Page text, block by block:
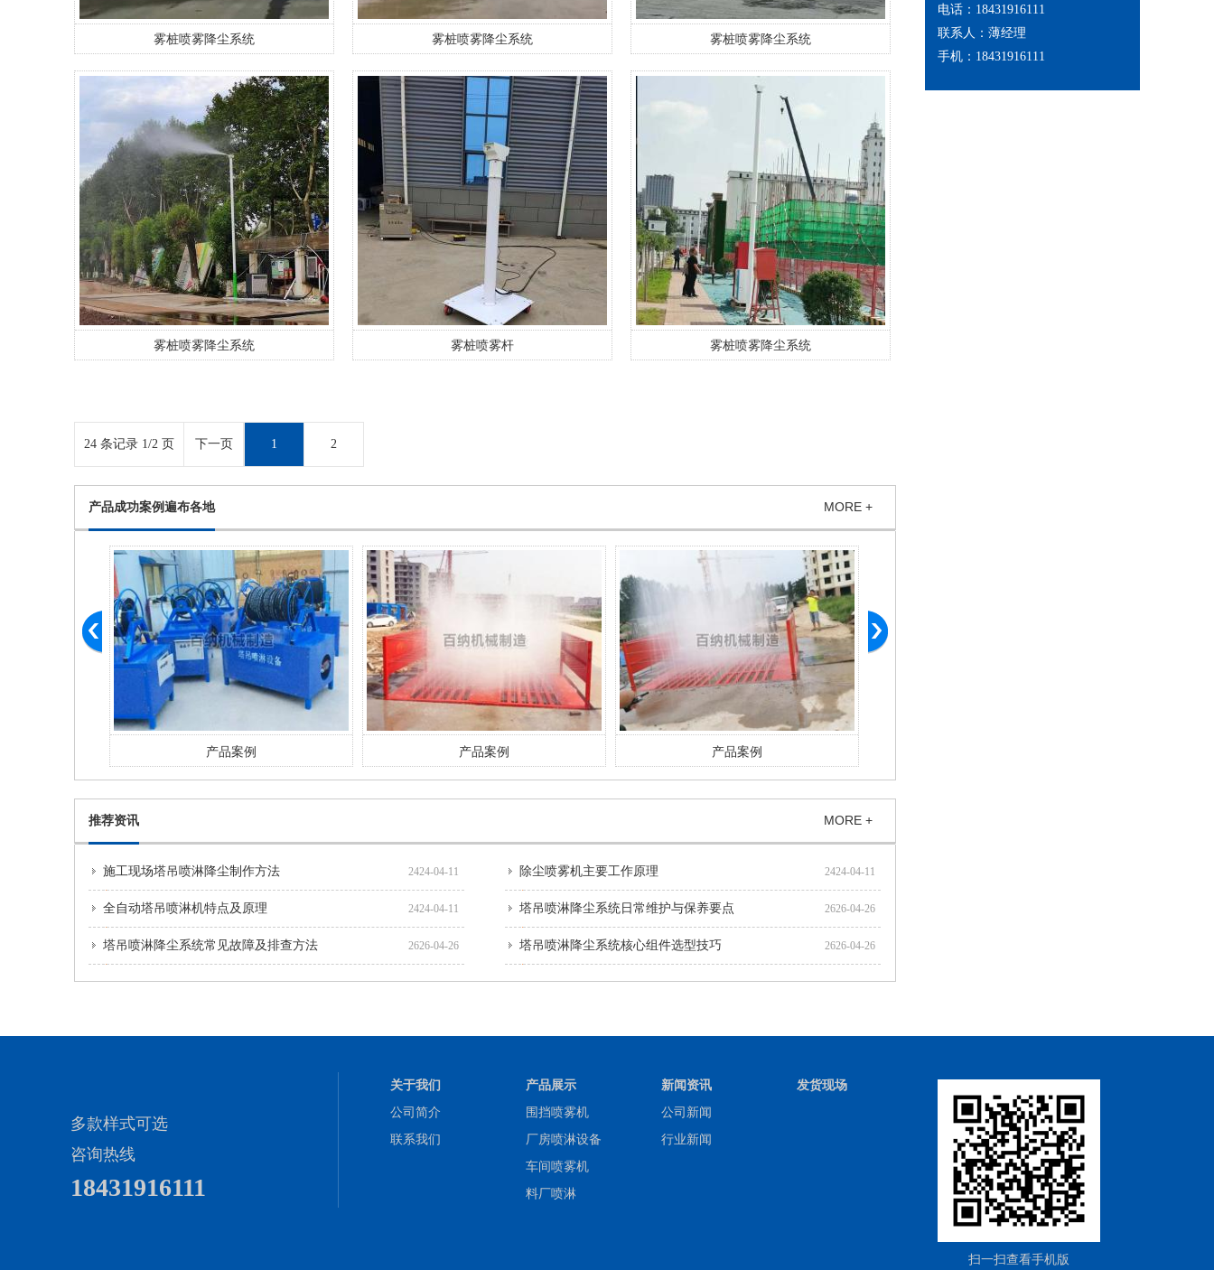
雾桩喷雾降尘系统 雾桩喷雾降尘系统 雾桩喷雾降尘系统
雾桩喷雾降尘系统 雾桩喷雾杆 雾桩喷雾降尘系统
24 条记录 1/2 页 下一页 1 2
产品成功案例遍布各地 MORE +
产品案例 产品案例 产品案例
推荐资讯 MORE +
施工现场塔吊喷淋降尘制作方法 2424-04-11 除尘喷雾机主要工作原理 2424-04-11
全自动塔吊喷淋机特点及原理 2424-04-11 塔吊喷淋降尘系统日常维护与保养要点 2626-04-26
塔吊喷淋降尘系统常见故障及排查方法 2626-04-26 塔吊喷淋降尘系统核心组件选型技巧 2626-04-26
电话：18431916111
联系人：薄经理
手机：18431916111
多款样式可选
咨询热线
18431916111
关于我们
公司简介
联系我们
产品展示
围挡喷雾机
厂房喷淋设备
车间喷雾机
料厂喷淋
新闻资讯
公司新闻
行业新闻
发货现场
扫一扫查看手机版